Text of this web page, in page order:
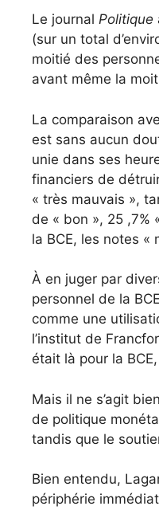
Le journal Politique
(sur un total
moitié des
avant même la
La comparaison
est sans aucun
unie dans ses
financiers de
« très mauvais »,
de « bon », 25 ,7%
la BCE, les notes «
À en juger par
personnel de la
comme une
l’institut de
était là pour la
Mais il ne s’agit
de politique
tandis que le
Bien entendu,
périphérie